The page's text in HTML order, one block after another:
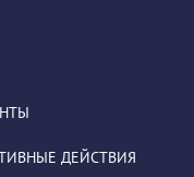
ДЕЙСТВИЯ